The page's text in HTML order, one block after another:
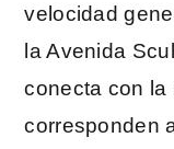
velocidad
la Avenida
conecta con la
corresponden